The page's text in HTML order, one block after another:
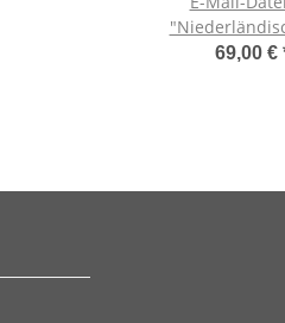
JTL-Shop
69,00 €